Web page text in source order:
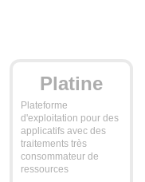
Platine
Plateforme
d'exploitation pour des
applicatifs avec des
traitements très
consommateur de
ressources